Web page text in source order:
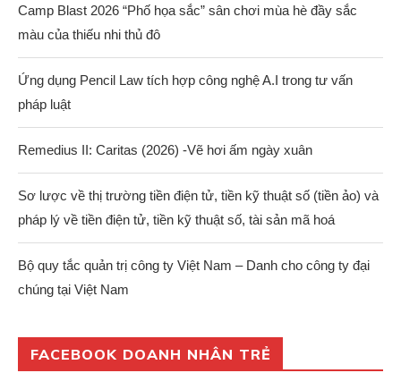
Camp Blast 2026 “Phố họa sắc” sân chơi mùa hè đầy sắc
màu của thiếu nhi thủ đô
Ứng dụng Pencil Law tích hợp công nghệ A.I trong tư vấn
pháp luật
Remedius II: Caritas (2026) -Vẽ hơi ấm ngày xuân
Sơ lược về thị trường tiền điện tử, tiền kỹ thuật số (tiền ảo) và
pháp lý về tiền điện tử, tiền kỹ thuật số, tài sản mã hoá
Bộ quy tắc quản trị công ty Việt Nam – Danh cho công ty đại
chúng tại Việt Nam
FACEBOOK DOANH NHÂN TRẺ